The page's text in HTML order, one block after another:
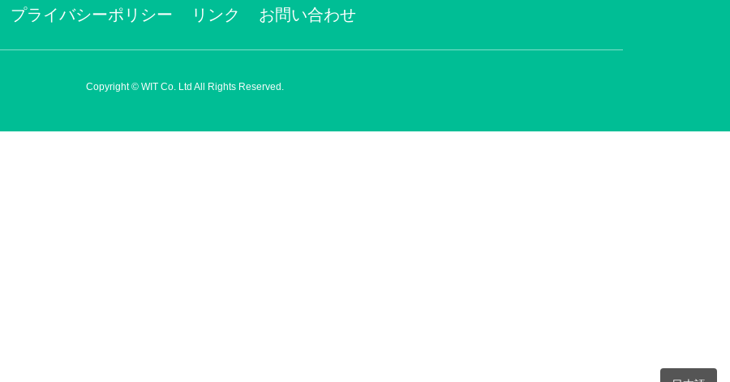
プライバシーポリシー リンク お問い合わせ
Copyright © WIT Co. Ltd All Rights Reserved.